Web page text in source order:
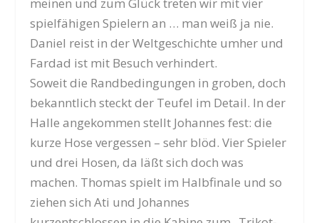
spielfähigen Spielern an … man weiß ja nie.
Daniel reist in der Weltgeschichte umher und
Fardad ist mit Besuch verhindert.
Soweit die Randbedingungen in groben, doch
bekanntlich steckt der Teufel im Detail. In der
Halle angekommen stellt Johannes fest: die
kurze Hose vergessen – sehr blöd. Vier Spieler
und drei Hosen, da läßt sich doch was
machen. Thomas spielt im Halbfinale und so
ziehen sich Ati und Johannes